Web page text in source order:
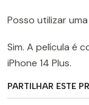
Posso utilizar
Sim. A película é
iPhone 14 Plus.
PARTILHAR ESTE